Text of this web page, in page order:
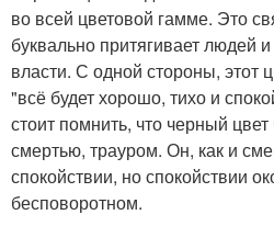
во всей цветовой гамме. Это
буквально притягивает людей
власти. С одной стороны, этот
"всё будет хорошо, тихо и
стоит помнить, что черный
смертью, трауром. Он, как и
спокойствии, но спокойствии
бесповоротном.